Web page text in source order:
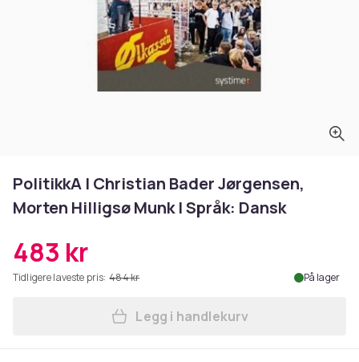
PolitikkA | Christian Bader Jørgensen,
Morten Hilligsø Munk | Språk: Dansk
483 kr
Tidligere laveste pris: 484 kr På lager
Legg PolitikkA | Christian
Legg i handlekurv